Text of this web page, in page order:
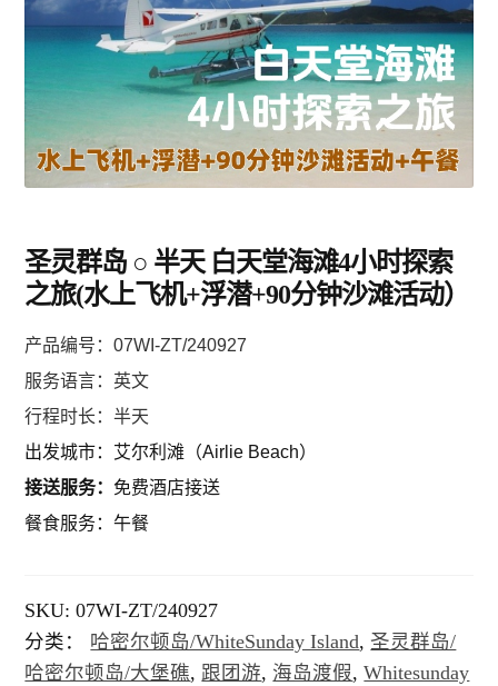
圣灵群岛/哈密尔顿/大堡礁
堪培拉 ACT
环球
亞洲
美州/美加
新西兰
景点
圣灵群岛 ○ 半天 白天堂海滩4小时探索
之旅(水上飞机+浮潜+90分钟沙滩活动）
产品编号：07WI-ZT/240927
服务语言：英文
行程时长：半天
出发城市：艾尔利滩（Airlie Beach）
接送服务： 免费酒店接送
餐食服务：午餐
SKU:07WI-ZT/240927
分类： 哈密尔顿岛/WhiteSunday Island, 圣灵群岛/
哈密尔顿岛/大堡礁,跟团游, 海岛渡假,Whitesunday